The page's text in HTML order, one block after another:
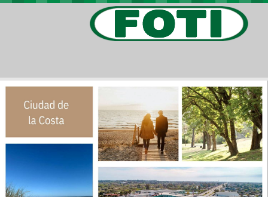
VIV. SOCIAL